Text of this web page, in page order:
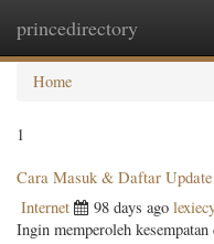
princedirectory
Home
1
Cara Masuk & Daftar
Internet 98 days ago
Ingin memperoleh